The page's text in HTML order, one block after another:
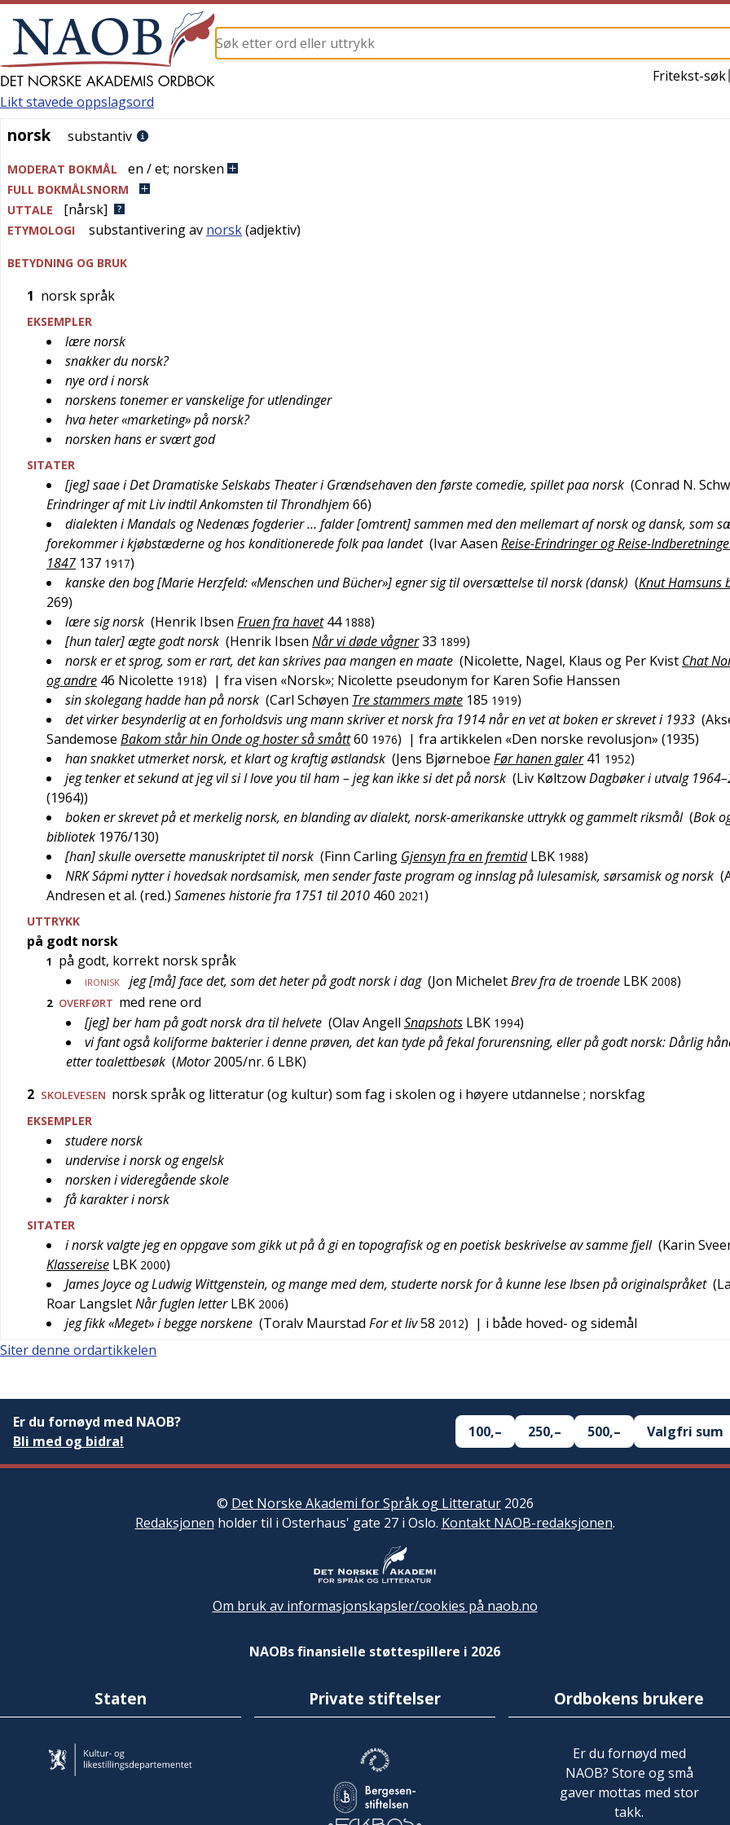
Fritekst-søk
norsk
Likt stavede oppslagsord
norsk substantiv
MODERAT BOKMÅL en / et; norsken
FULL BOKMÅLSNORM
UTTALE
[nårsk]
ETYMOLOGI substantivering av norsk(adjektiv)
BETYDNING OG BRUK
1 norsk språk
EKSEMPLER
lære norsk
snakker du norsk?
nye ord i norsk
norskens tonemer er vanskelige for utlendinger
hva heter «marketing» på norsk?
norsken hans er svært god
SITATER
[jeg] saae i Det Dramatiske Selskabs Theater i Grændsehaven den første comedie, spillet paa norsk (Conrad N.
Erindringer af mit Liv indtil Ankomsten til Throndhjem 66)
dialekten i Mandals og Nedenæs fogderier … falder [omtrent] sammen med den mellemart af norsk og dansk, som
forekommer i kjøbstæderne og hos konditionerede folk paa landet (Ivar Aasen Reise-Erindringer og Reise-
1847 137 1917)
kanske den bog [Marie Herzfeld: «Menschen und Bücher»] egner sig til oversættelse til norsk (dansk) (Knut Hamsuns
269)
lære sig norsk (Henrik Ibsen Fruen fra havet 44 1888)
[hun taler] ægte godt norsk (Henrik Ibsen Når vi døde vågner33 1899)
norsk er et sprog, som er rart, det kan skrives paa mangen en maate (Nicolette, Nagel, Klaus og Per Kvist Chat
og andre 46 Nicolette 1918) | fra visen «Norsk»; Nicolette pseudonym for Karen Sofie Hanssen
sin skolegang hadde han på norsk (Carl Schøyen Tre stammers møte 185 1919)
det virker besynderlig at en forholdsvis ung mann skriver et norsk fra 1914 når en vet at boken er skrevet i 1933 (
Sandemose Bakom står hin Onde og hoster så smått60 1976) | fra artikkelen «Den norske revolusjon» (1935)
han snakket utmerket norsk, et klart og kraftig østlandsk (Jens Bjørneboe Før hanen galer 41 1952)
jeg tenker et sekund at jeg vil si I love you til ham – jeg kan ikke si det på norsk (Liv KøltzowDagbøker i utvalg
(1964))
boken er skrevet på et merkelig norsk, en blanding av dialekt, norsk-amerikanske uttrykk og gammelt riksmål (Bok
bibliotek 1976/130)
[han] skulle oversette manuskriptet til norsk (Finn Carling Gjensyn fra en fremtid LBK 1988)
NRK Sápmi nytter i hovedsak nordsamisk, men sender faste program og innslag på lulesamisk, sørsamisk og norsk (
Andresen et al. (red.) Samenes historie fra 1751 til 2010 460 2021)
UTTRYKK
på godt norsk
1 på godt, korrekt norsk språk
IRONISK jeg [må] face det, som det heter på godt norsk i dag (Jon MicheletBrev fra de troende LBK 2008)
2 OVERFØRT med rene ord
[jeg] ber ham på godt norsk dra til helvete (Olav Angell Snapshots LBK 1994)
vi fant også koliforme bakterier i denne prøven, det kan tyde på fekal forurensning, eller på godt norsk: Dårlig
etter toalettbesøk (Motor 2005/nr. 6 LBK)
2 SKOLEVESEN norsk språk og litteratur (og kultur) som fag i skolen og i høyere utdannelse ; norskfag
EKSEMPLER
studere norsk
undervise i norsk og engelsk
norsken i videregående skole
få karakter i norsk
SITATER
i norsk valgte jeg en oppgave som gikk ut på å gi en topografisk og en poetisk beskrivelse av samme fjell (Karin
Klassereise LBK 2000)
James Joyce og Ludwig Wittgenstein, og mange med dem, studerte norsk for å kunne lese Ibsen på originalspråket (
Roar LangsletNår fuglen letter LBK 2006)
jeg fikk «Meget» i begge norskene (Toralv Maurstad For et liv58 2012) | i både hoved- og sidemål
Siter denne ordartikkelen
Er du fornøyd med NAOB?
Bli med og bidra!
100,– 250,– 500,– Valgfri sum
© Det Norske Akademi for Språk og Litteratur2026
Redaksjonen holder til i Osterhaus' gate 27 i Oslo. Kontakt NAOB-redaksjonen.
Om bruk av informasjonskapsler/cookies på naob.no
NAOBs finansielle støttespillere i 2026
Staten Private stiftelser Ordbokens brukere
Er du fornøyd med
NAOB? Store og små
gaver mottas med stor
takk.